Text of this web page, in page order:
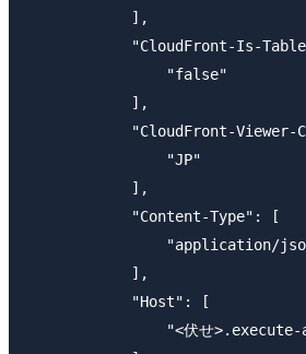
            ],
"CloudFront-Is-
                "false"
            ],
"CloudFront-Viewer-
                "JP"
            ],
            "Content-Type": [
"application/
            ],
            "Host": [
"<伏せ